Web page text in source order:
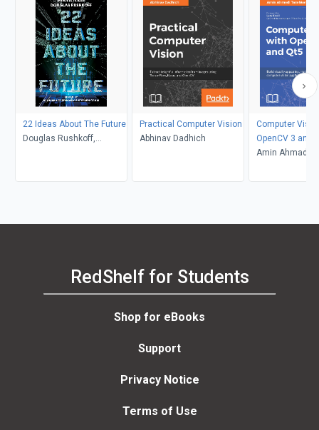
22 Ideas About The Future
Douglas Rushkoff,
Practical Computer Vision
Abhinav Dadhich
Computer
OpenCV 3 and
Amin Ahmadi
Buhr
RedShelf for Students
Shop for eBooks
Support
Privacy Notice
Terms of Use